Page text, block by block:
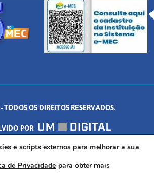
de ferramentas
TODOS OS DIREITOS RESERVADOS.
POR
328 - PALMEIRAS, FORMIGA/MG - CEP:
35.574.530
e scripts externos para melhorar a sua
de Privacidade para obter mais